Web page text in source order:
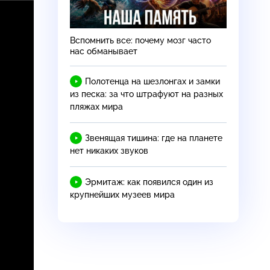
Вспомнить все: почему мозг часто
нас обманывает
Полотенца на шезлонгах и замки
из песка: за что штрафуют на разных
пляжах мира
Звенящая тишина: где на планете
нет никаких звуков
Эрмитаж: как появился один из
крупнейших музеев мира